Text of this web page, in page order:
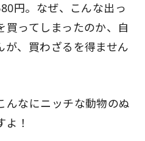
円。なぜ、こんな出っ
買ってしまったのか、自
が、買わざるを得ません
んなにニッチな動物のぬ
！